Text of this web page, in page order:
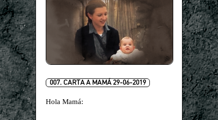
007. CARTA A MAMÁ 29-06-2019
Hola Mamá: